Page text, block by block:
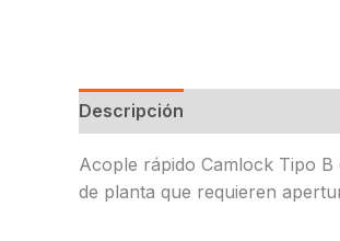
Descripción
Acople rápido Camlock Tipo B
de planta que requieren